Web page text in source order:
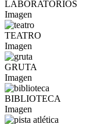
LABORATORIOS
Imagen
TEATRO
Imagen
GRUTA
Imagen
BIBLIOTECA
Imagen